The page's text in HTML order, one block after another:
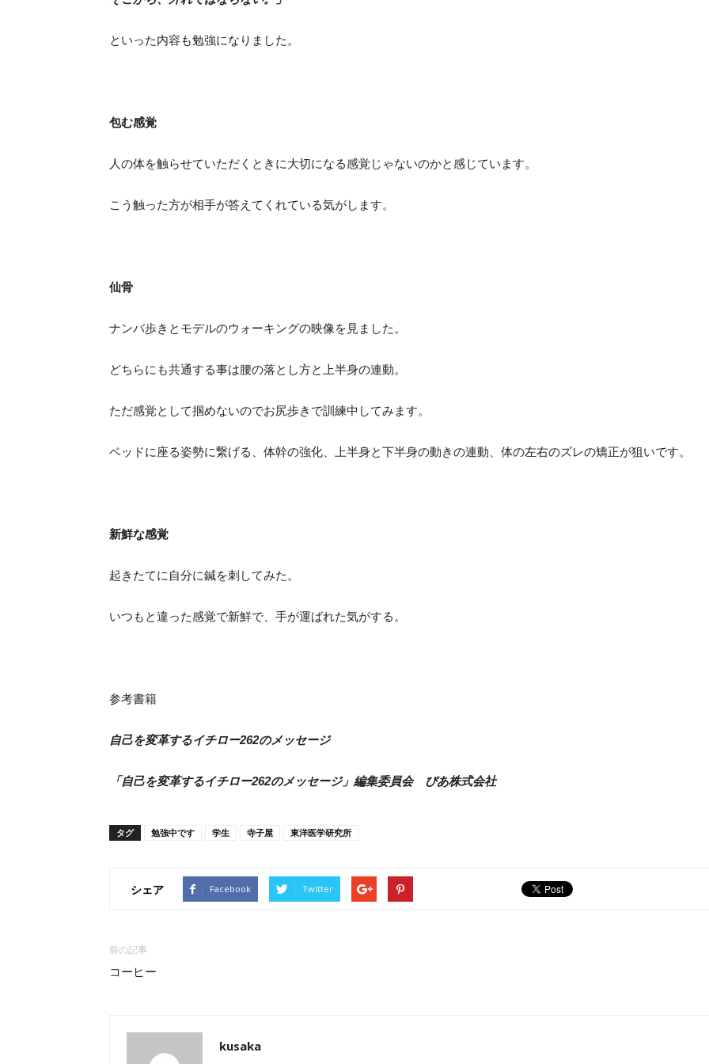
といった内容も勉強になりました。
包む感覚
人の体を触らせていただくときに大切になる感覚じゃないのかと感じています。
こう触った方が相手が答えてくれている気がします。
仙骨
ナンバ歩きとモデルのウォーキングの映像を見ました。
どちらにも共通する事は腰の落とし方と上半身の連動。
ただ感覚として掴めないのでお尻歩きで訓練中してみます。
ベッドに座る姿勢に繋げる、体幹の強化、上半身と下半身の動きの連動、体の左右のズレの矯正が狙いです。
新鮮な感覚
起きたてに自分に鍼を刺してみた。
いつもと違った感覚で新鮮で、手が運ばれた気がする。
参考書籍
自己を変革するイチロー262のメッセージ
「自己を変革するイチロー262のメッセージ」編集委員会 ぴあ株式会社
タグ 勉強中です 学生 寺子屋 東洋医学研究所
シェア Facebook Twitter
前の記事
コーヒー
kusaka